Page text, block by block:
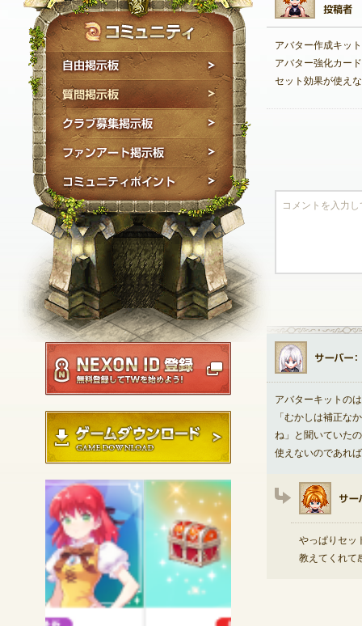
自由掲示板
質問掲示板
NEXON ID登録
ゲームダウンロード
アバター作成キッ
アバター強化カー
セット効果が使え
アバターキットの
「むかしは補正な
ね」と聞いていた
使えないのであれ
やっぱりセッ
教えてくれて